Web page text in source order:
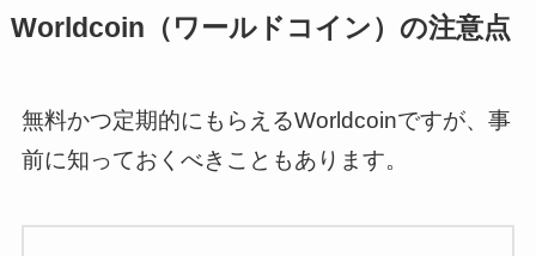
Worldcoin（ワールドコイン）の注意点
無料かつ定期的にもらえるWorldcoinですが、事
前に知っておくべきこともあります。